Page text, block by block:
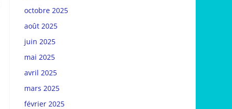
octobre 2025
août 2025
juin 2025
mai 2025
avril 2025
mars 2025
février 2025